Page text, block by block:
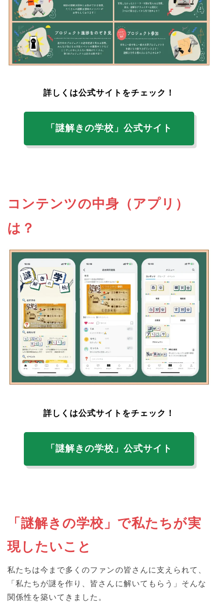
詳しくは公式サイトをチェック！
「謎解きの学校」公式サイト
コンテンツの中身（アプリ）
は？
詳しくは公式サイトをチェック！
「謎解きの学校」公式サイト
「謎解きの学校」で私たちが実
現したいこと
私たちは今まで多くのファンの皆さんに支えられて、
「私たちが謎を作り、皆さんに解いてもらう」そんな
関係性を築いてきました。